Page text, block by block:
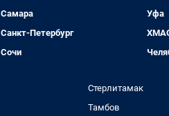
Самара
Санкт-Петербург
Сочи
Уфа
Стерлитамак
Тамбов